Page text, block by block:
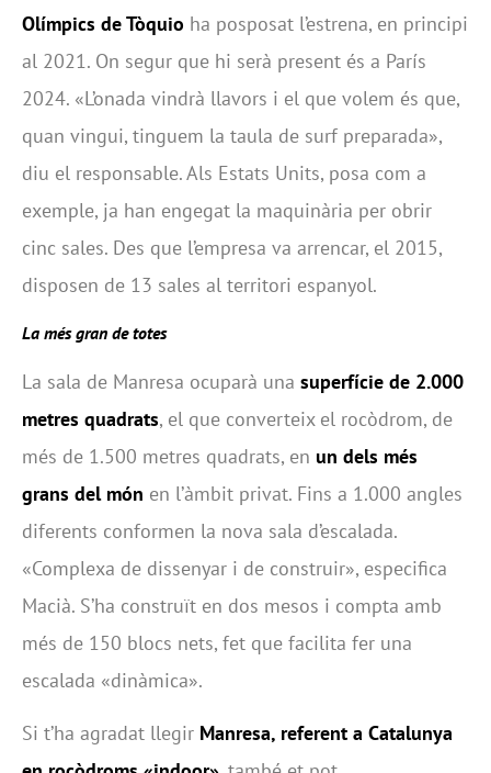
Olímpics de Tòquio ha posposat l’estrena, en principi
al 2021. On segur que hi serà present és a París
2024. «L’onada vindrà llavors i el que volem és que,
quan vingui, tinguem la taula de surf preparada»,
diu el responsable. Als Estats Units, posa com a
exemple, ja han engegat la maquinària per obrir
cinc sales. Des que l’empresa va arrencar, el 2015,
disposen de 13 sales al territori espanyol.
La més gran de totes
La sala de Manresa ocuparà una superfície de 2.000
metres quadrats, el que converteix el rocòdrom, de
més de 1.500 metres quadrats, en un dels més
grans del món en l’àmbit privat. Fins a 1.000 angles
diferents conformen la nova sala d’escalada.
«Complexa de dissenyar i de construir», especifica
Macià. S’ha construït en dos mesos i compta amb
més de 150 blocs nets, fet que facilita fer una
escalada «dinàmica».
Si t’ha agradat llegir Manresa, referent a Catalunya